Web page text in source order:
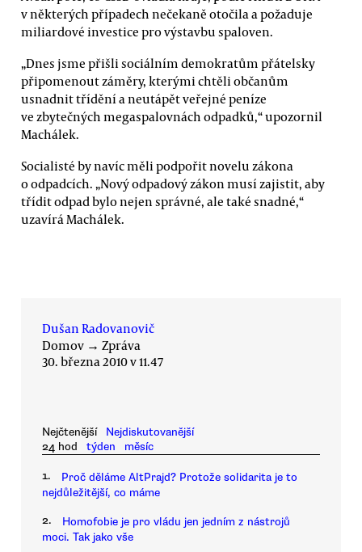
v některých případech nečekaně otočila a požaduje
miliardové investice pro výstavbu spaloven.
„Dnes jsme přišli sociálním demokratům přátelsky
připomenout záměry, kterými chtěli občanům
usnadnit třídění a neutápět veřejné peníze
ve zbytečných megaspalovnách odpadků,“ upozornil
Machálek.
Socialisté by navíc měli podpořit novelu zákona
o odpadcích. „Nový odpadový zákon musí zajistit, aby
třídit odpad bylo nejen správné, ale také snadné,“
uzavírá Machálek.
Dušan Radovanovič
Domov → Zpráva
30. března 2010 v 11.47
Nejčtenější
Nejdiskutovanější
24 hod
týden měsíc
1.
Proč děláme AltPrajd? Protože solidarita je to
nejdůležitější, co máme
2.
Homofobie je pro vládu jen jedním z nástrojů
moci. Tak jako vše